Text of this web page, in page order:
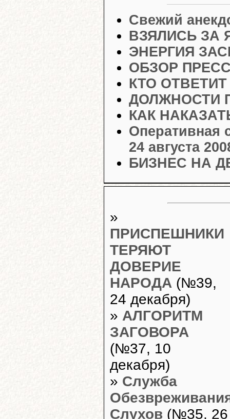
Свежий
ВЗЯЛИСЬ ЗА
ЭНЕРГИЯ
ОБЗОР
КТО
ДОЛЖНОСТИ
КАК
Оперативная
24 августа
БИЗНЕС НА
»
ПРИСПЕШНИКИ
ТЕРЯЮТ
ДОВЕРИЕ
НАРОДА (№39,
24 декабря)
» АЛГОРИТМ
ЗАГОВОРА
(№37, 10
декабря)
» Служба
Слухов (№35, 26